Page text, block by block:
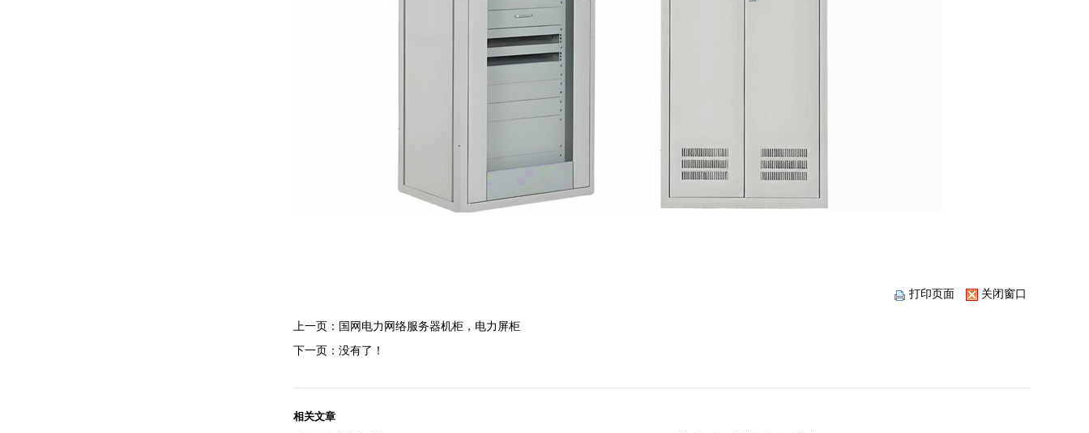
打印页面 关闭窗口
上一页： 国网电力网络服务器机柜，电力屏柜
下一页：没有了！
相关文章